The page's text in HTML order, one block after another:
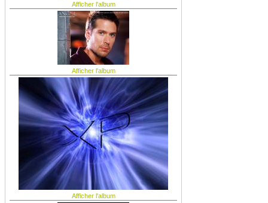
Afficher l'album
Afficher l'album
Afficher l'album